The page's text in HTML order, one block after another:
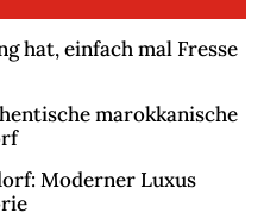
hat, einfach mal Fresse
marokkanische
Moderner Luxus